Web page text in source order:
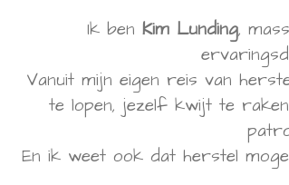
Ik benKim Lunding,
Vanuit mijn eigen reis van
te lopen, jezelf kwijt te
En ik weet ook dat herstel